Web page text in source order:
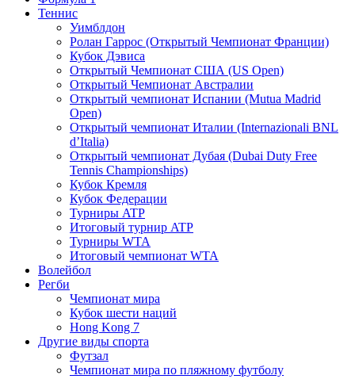
Теннис
Уимблдон
Ролан Гаррос (Открытый Чемпионат Франции)
Кубок Дэвиса
Открытый Чемпионат США (US Open)
Открытый Чемпионат Австралии
Открытый чемпионат Испании (Mutua Madrid
Open)
Открытый чемпионат Италии (Internazionali BNL
d’Italia)
Открытый чемпионат Дубая (Dubai Duty Free
Tennis Championships)
Кубок Кремля
Кубок Федерации
Турниры ATP
Итоговый турнир ATP
Турниры WTA
Итоговый чемпионат WTA
Волейбол
Регби
Чемпионат мира
Кубок шести наций
Hong Kong 7
Другие виды спорта
Футзал
Чемпионат мира по пляжному футболу